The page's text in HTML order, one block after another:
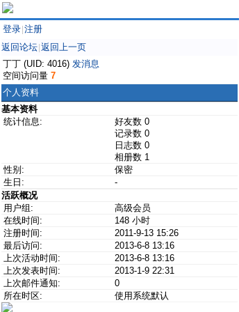
登录 注册
返回论坛 返回上一页
丁丁 (UID: 4016) 发消息
空间访问量 7
个人资料
基本资料
统计信息:
好友数 0
记录数 0
日志数 0
相册数 1
性别:
保密
生日:
-
活跃概况
用户组:
高级会员
在线时间:
148 小时
注册时间:
2011-9-13 15:26
最后访问:
2013-6-8 13:16
上次活动时间:
2013-6-8 13:16
上次发表时间:
2013-1-9 22:31
上次邮件通知:
0
所在时区:
使用系统默认